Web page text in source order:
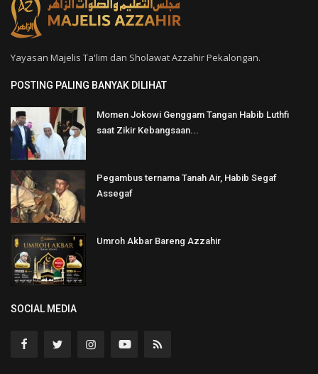
Yayasan Majelis Ta'lim dan Sholawat Azzahir Pekalongan.
POSTING PALING BANYAK DILIHAT
Momen Jokowi Genggam Tangan Habib Luthfi
saat Zikir Kebangsaan...
Pegambus ternama Tanah Air, Habib Segaf
Assegaf
Umroh Akbar Bareng Azzahir
SOCIAL MEDIA